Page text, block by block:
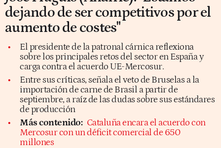
dejando de ser competitivos por el
aumento de costes"
El presidente de la patronal cárnica reflexiona
sobre los principales retos del sector en España y
carga contra el acuerdo UE-Mercosur.
Entre sus críticas, señala el veto de Bruselas a la
importación de carne de Brasil a partir de
septiembre, a raíz de las dudas sobre sus estándares
de producción
Más contenido: Cataluña encara el acuerdo con
Mercosur con un déficit comercial de 650
millones